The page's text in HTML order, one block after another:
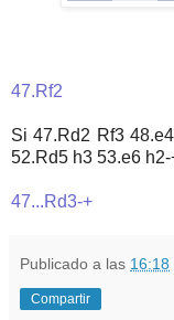
47.Rf2
Si 47.Rd2 Rf3
52.Rd5 h3 53.e6 h2-
47...Rd3-+
Publicado a las 16:18
Compartir